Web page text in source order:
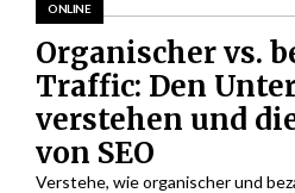
Organischer vs.
Traffic: Den
verstehen und
von SEO
Verstehe, wie organischer und
ONLINE